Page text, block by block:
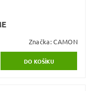
Značka:CAMON